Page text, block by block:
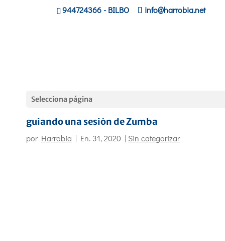
944724366- BILBO info@harrobia.net
Selecciona página
guiando una sesión de Zumba
por Harrobia | En. 31, 2020 | Sin categorizar